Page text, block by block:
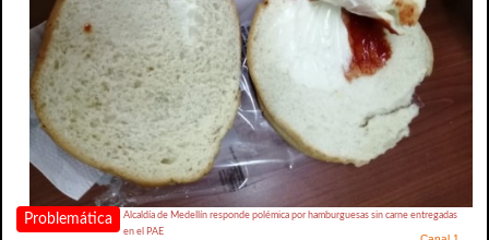
Problemática
Alcaldía de Medellín responde polémica por hamburguesas sin carne entregadas
en el PAE